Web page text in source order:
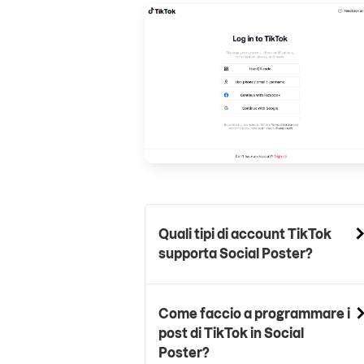
Quali tipi di account TikTok
supporta Social Poster?
Come faccio a programmare i
post di TikTok in Social
Poster?